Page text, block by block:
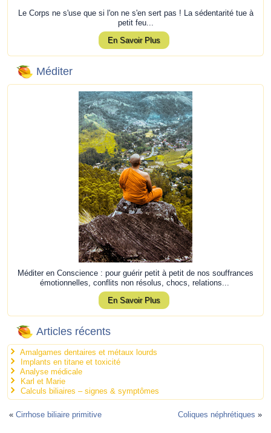
Le Corps ne s'use que si l'on ne s'en sert pas ! La sédentarité tue à
petit feu...
En Savoir Plus
Méditer
Méditer en Conscience : pour guérir petit à petit de nos souffrances
émotionnelles, conflits non résolus, chocs, relations...
En Savoir Plus
Articles récents
Amalgames dentaires et métaux lourds
Implants en titane et toxicité
Analyse médicale
Karl et Marie
Calculs biliaires – signes & symptômes
«Cirrhose biliaire primitive Coliques néphrétiques »